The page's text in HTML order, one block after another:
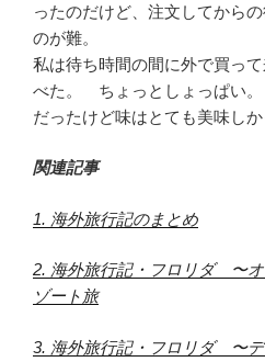
ったのだけど、注文してから
のが難。
私は待ち時間の間に外で買っ
べた。 ちょっとしょっぱい
だったけど味はとても美味しか
関連記事
1. 海外旅行記のまとめ
2. 海外旅行記・フロリダ 〜
ゾート旅
3. 海外旅行記・フロリダ 〜